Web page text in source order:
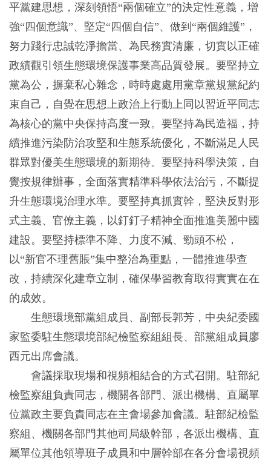
平黨建思想，深刻領悟“兩個確立”的決定性意義，增
強“四個意識”、堅定“四個自信”、做到“兩個維護”，
努力踐行忠誠乾淨擔當、為民務實清廉，切實以正確
政績觀引領生態環境保護事業高品質發展。要堅持立
黨為公，摒棄私心雜念，時時處處用黨章黨規黨紀約
束自己，自覺在思想上政治上行動上同以習近平同志
為核心的黨中央保持高度一致。要堅持為民造福，持
續推進污染防治攻堅和生態系統優化，不斷滿足人民
群眾對優美生態環境的新期待。要堅持科學決策，自
覺按規律辦事，全面落實精準科學依法治污，不斷提
升生態環境治理水準。要堅持真抓實幹，堅決反對形
式主義、官僚主義，以釘釘子精神全面推進美麗中國
建設。要堅持標準不降、力度不減、勁頭不松，
以“新官不理舊賬”集中整治為重點，一體推進學查
改，持續深化建章立制，確保學習教育取得實實在在
的成效。
生態環境部黨組成員、副部長郭芳，中央紀委國
家監委駐生態環境部紀檢監察組組長、部黨組成員廖
西元出席會議。
會議採取現場和視頻相結合的方式召開。駐部紀
檢監察組負責同志，機關各部門、派出機構、直屬單
位黨政主要負責同志在主會場參加會議。駐部紀檢監
察組、機關各部門其他司局級幹部，各派出機構、直
屬單位其他領導班子成員和中層幹部在各分會場視頻